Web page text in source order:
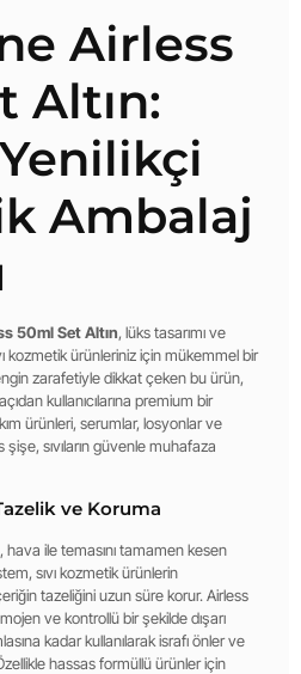
Airless
Altın:
Ambalaj
50ml Set Altın, lüks tasarımı ve
kozmetik ürünleriniz için mükemmel bir
zarafetiyle dikkat çeken bu ürün,
kullanıcılarına premium bir
ürünleri, serumlar, losyonlar ve
sıvıların güvenle muhafaza
ve Koruma
, hava ile temasını tamamen kesen
sıvı kozmetik ürünlerin
tazeliğini uzun süre korur. Airless
ve kontrollü bir şekilde dışarı
kadar kullanılarak israfı önler ve
hassas formüllü ürünler için